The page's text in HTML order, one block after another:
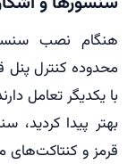
هنگام نصب
محدوده کنترل پنل
با یکدیگر تعامل
بهتر پیدا کردید،
قرمز و